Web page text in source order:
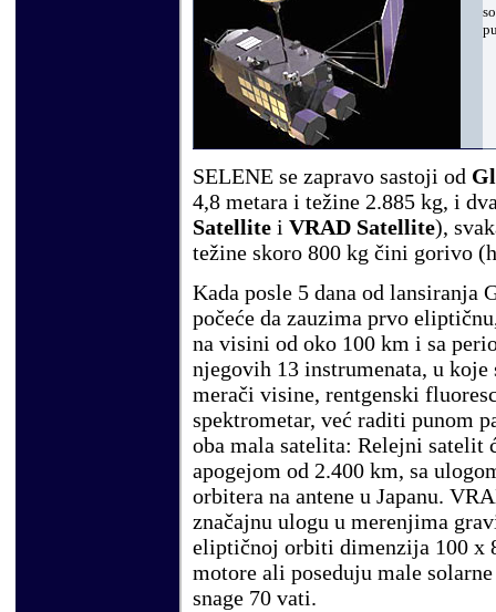
SELENE se zapravo sastoji od
4,8 metara i težine 2.885 kg, i
Satellite i VRAD Satellite),
težine skoro 800 kg čini gorivo
Kada posle 5 dana od lansiranja
počeće da zauzima prvo
na visini od oko 100 km i sa
njegovih 13 instrumenata, u koje
merači visine, rentgenski
spektrometar, već raditi punom
oba mala satelita: Relejni satelit
apogejom od 2.400 km, sa
orbitera na antene u Japanu.
značajnu ulogu u merenjima
eliptičnoj orbiti dimenzija 100 x
motore ali poseduju male
snage 70 vati.